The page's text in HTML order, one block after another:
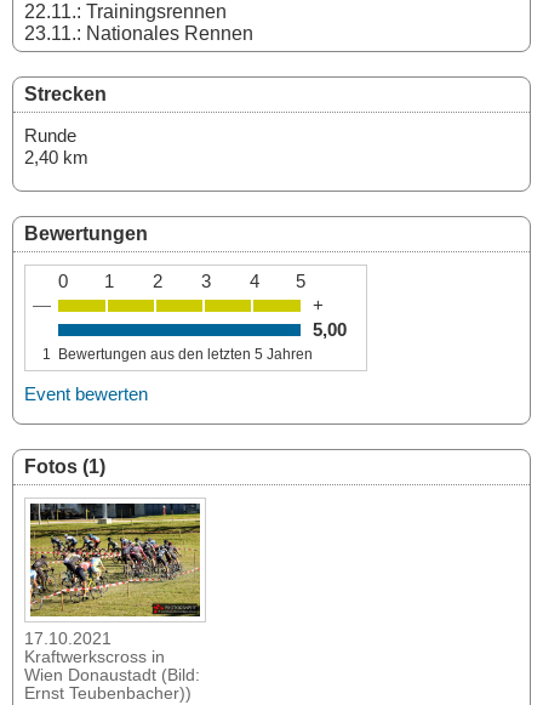
22.11.: Trainingsrennen
23.11.: Nationales Rennen
Strecken
Runde
2,40 km
Bewertungen
0 1 2 3 4
5
—
+
5,00
1 Bewertungen aus den letzten 5 Jahren
Event bewerten
Fotos (1)
17.10.2021
Kraftwerkscross in
Wien Donaustadt (Bild:
Ernst Teubenbacher))